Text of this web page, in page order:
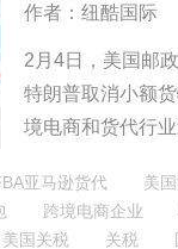
作者：纽酷国际
2月4日，美国邮
特朗普取消小额
境电商和货代行
亚马逊货代 美
跨境电商企业
美国关税 关税